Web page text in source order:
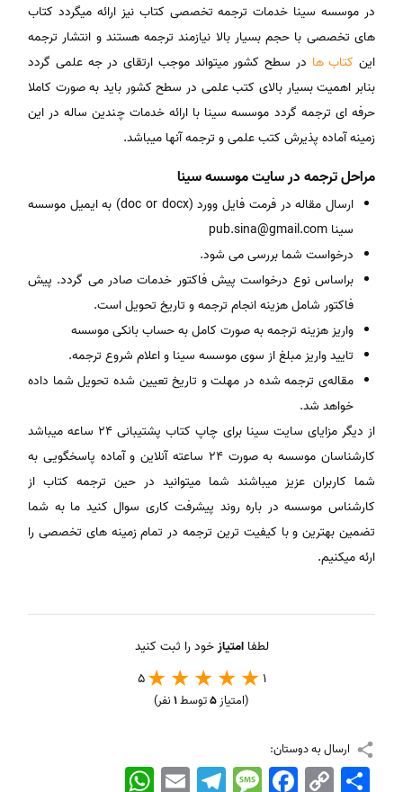
در موسسه سینا خدمات ترجمه تخصصی کتاب نیز ارائه میگردد کتاب
های تخصصی با حجم بسیار بالا نیازمند ترجمه هستند و انتشار ترجمه
این کتاب ها در سطح کشور میتواند موجب ارتقای در جه علمی گردد
بنابر اهمیت بسیار بالای کتب علمی در سطح کشور باید به صورت کاملا
حرفه ای ترجمه گردد موسسه سینا با ارائه خدمات چندین ساله در این
زمینه آماده پذیرش کتب علمی و ترجمه آنها میباشد.
مراحل ترجمه در سایت موسسه سینا
ارسال مقاله در فرمت فایل وورد (doc or docx) به ایمیل موسسه
سینا pub.sina@gmail.com
درخواست شما بررسی می شود.
براساس نوع درخواست پیش فاکتور خدمات صادر می گردد. پیش
فاکتور شامل هزینه انجام ترجمه و تاریخ تحویل است.
واریز هزینه ترجمه به صورت کامل به حساب بانکی موسسه
تایید واریز مبلغ از سوی موسسه سینا و اعلام شروع ترجمه.
مقاله‌ی ترجمه شده در مهلت و تاریخ تعیین شده تحویل شما داده
خواهد شد.
از دیگر مزایای سایت سینا برای چاپ کتاب پشتیبانی 24 ساعه میباشد
کارشناسان موسسه به صورت 24 ساعته آنلاین و آماده پاسخگویی به
شما کاربران عزیز میباشند شما میتوانید در حین ترجمه کتاب از
کارشناس موسسه در باره روند پیشرفت کاری سوال کنید ما به شما
تضمین بهترین و با کیفیت ترین ترجمه در تمام زمینه های تخصصی را
ارئه میکنیم.
لطفاامتیازخود را ثبت کنید
1
5
(امتیاز5توسط1نفر)
ارسال به دوستان:
WhatsApp EmailTelegramMessageFacebook Copy
Link
اشتراک